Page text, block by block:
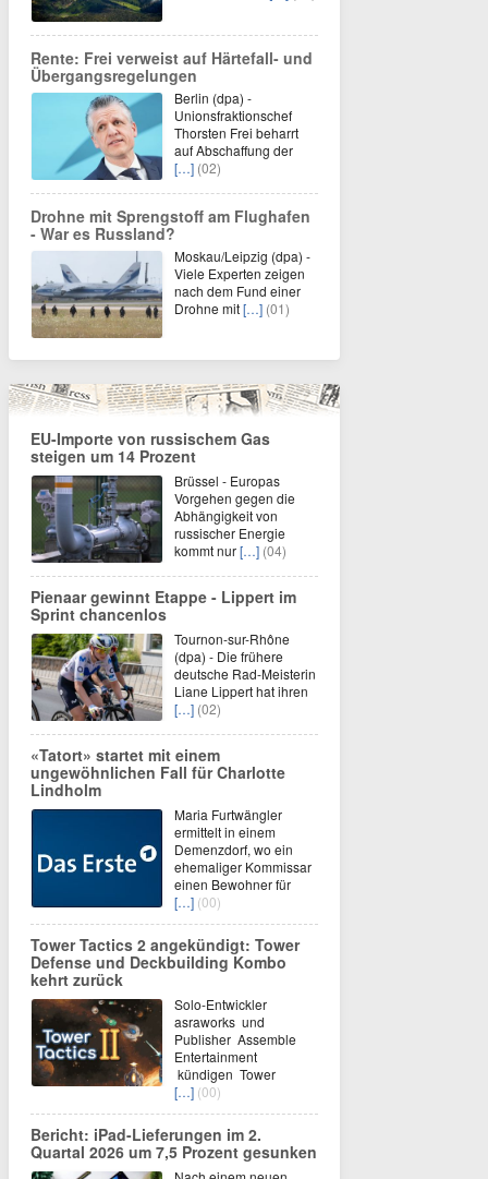
Rente: Frei verweist auf Härtefall- und
Übergangsregelungen
Berlin (dpa) -
Unionsfraktionschef
Thorsten Frei beharrt
auf Abschaffung der
[…] (02)
Drohne mit Sprengstoff am Flughafen
- War es Russland?
Moskau/Leipzig (dpa) -
Viele Experten zeigen
nach dem Fund einer
Drohne mit[…] (01)
EU-Importe von russischem Gas
steigen um 14 Prozent
Brüssel - Europas
Vorgehen gegen die
Abhängigkeit von
russischer Energie
kommt nur[…] (04)
Pienaar gewinnt Etappe - Lippert im
Sprint chancenlos
Tournon-sur-Rhône
(dpa) - Die frühere
deutsche Rad-Meisterin
Liane Lippert hat ihren
[…] (02)
«Tatort» startet mit einem
ungewöhnlichen Fall für Charlotte
Lindholm
Maria Furtwängler
ermittelt in einem
Demenzdorf, wo ein
ehemaliger Kommissar
einen Bewohner für
[…] (00)
Tower Tactics 2 angekündigt: Tower
Defense und Deckbuilding Kombo
kehrt zurück
Solo-Entwickler
asraworks und
Publisher Assemble
Entertainment
kündigen Tower
[…] (00)
Bericht: iPad-Lieferungen im 2.
Quartal 2026 um 7,5 Prozent gesunken